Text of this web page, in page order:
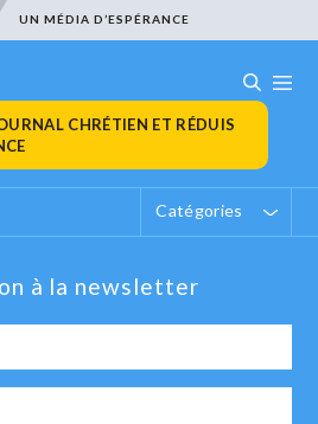
UN MÉDIA D’ESPÉRANCE
CHRÉTIEN ET RÉDUIS
Catégories
à la newsletter